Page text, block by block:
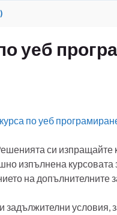
уеб
курса по уеб
си изпращайте
изпълнена
на допълнителните
задължителни